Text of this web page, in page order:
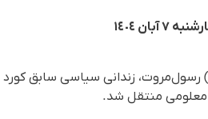
آبان ١٤٠٤
زندانی سیاسی سابق کورد
منتقل شد.